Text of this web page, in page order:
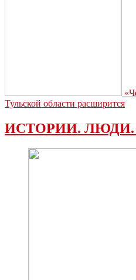
Тульской области расширится
ИСТОРИИ.